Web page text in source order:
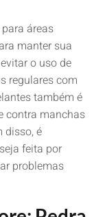
áreas
manter sua
o uso de
regulares com
também é
contra manchas
disso, é
feita por
problemas